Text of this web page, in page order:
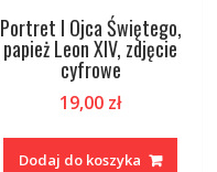
Portret I Ojca Świętego,
papież Leon XIV, zdjęcie
cyfrowe
19,00 zł
Dodaj do koszyka